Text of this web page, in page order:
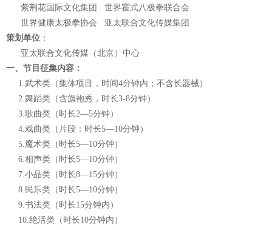
紫荆花国际文化集团
世界霍式八极拳联合会
世界健康太极拳协会 亚太联合文化传媒集团
策划单位 ：
亚太联合文化传媒（北京）中心
一、节目征集内容：
1.武术类（集体项目，时间4分钟内；不含长器械）
2.舞蹈类（含旗袍秀，时长3-8分钟）
3.歌曲类（时长2—5分钟）
4.戏曲类（片段：时长5—10分钟）
5.魔术类（时长5—10分钟）
6.相声类（时长5—10分钟）
7.小品类（时长8—15分钟）
8.民乐类（时长5—10分钟）
9.书法类（时长15分钟内）
10.绝活类（时长10分钟内）